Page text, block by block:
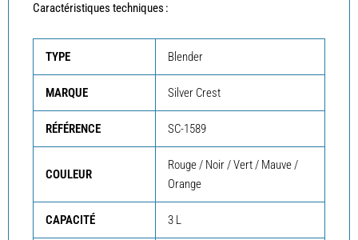
Caractéristiques techniques :
TYPE Blender
MARQUE Silver Crest
RÉFÉRENCE SC-1589
COULEUR
Rouge / Noir / Vert / Mauve /
Orange
CAPACITÉ 3 L